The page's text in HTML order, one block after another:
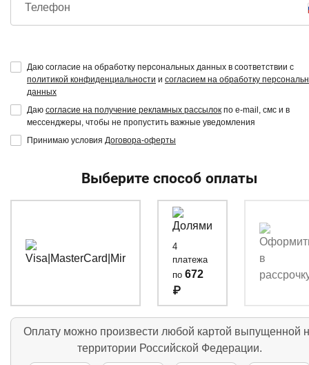
Телефон
Даю согласие на обработку персональных данных в соответствии с
политикой конфиденциальности и согласием на обработку
данных
Даю согласие на получение рекламных рассылок по e-mail, смс и в
мессенджеры, чтобы не пропустить важные уведомления
Принимаю условия Договора-оферты
Выберите способ оплаты
4
платежа
по 672
₽
Оплату можно произвести любой картой выпущенной
территории Российской Федерации.